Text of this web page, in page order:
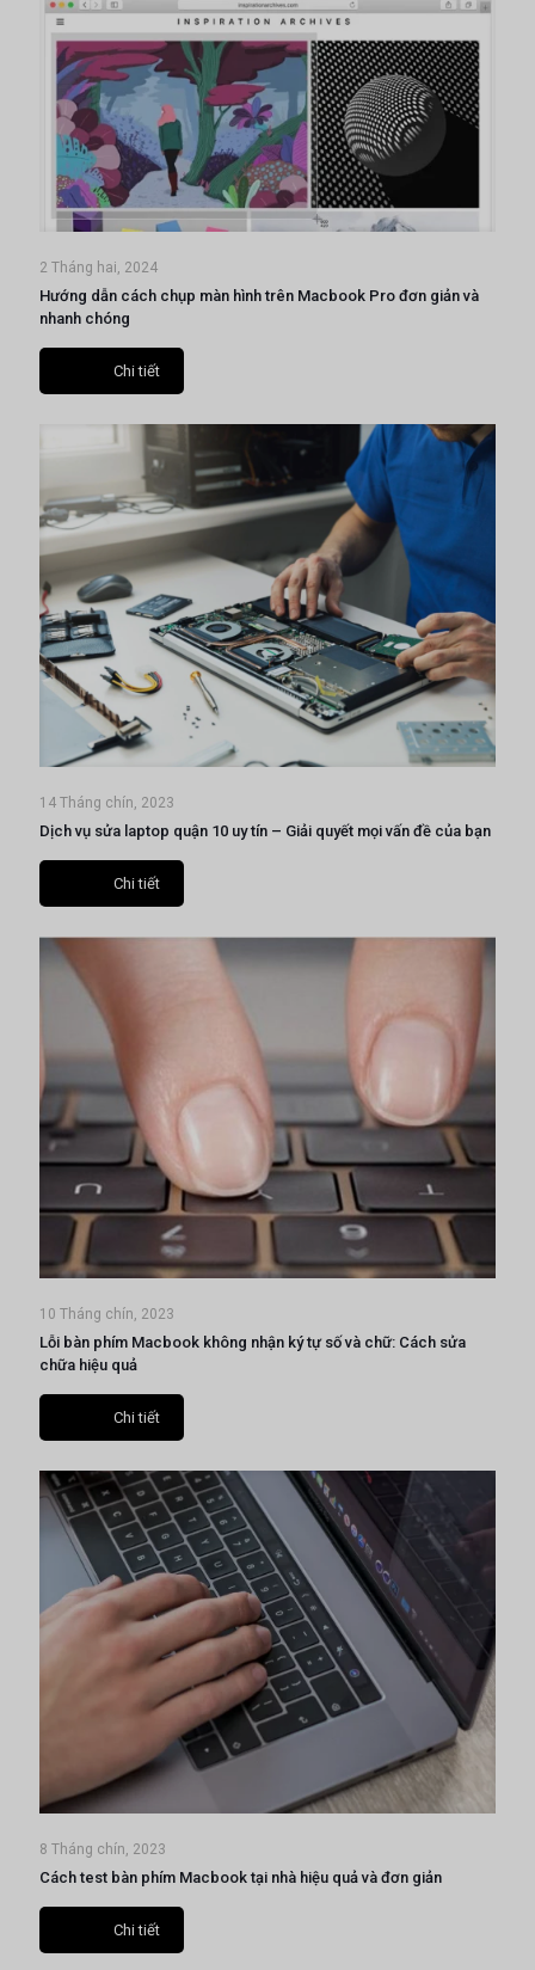
2 Tháng hai, 2024
Hướng dẫn cách chụp màn hình trên Macbook Pro đơn giản và
nhanh chóng
Chi tiết
14 Tháng chín, 2023
Dịch vụ sửa laptop quận 10 uy tín – Giải quyết mọi vấn đề của bạn
Chi tiết
10 Tháng chín, 2023
Lỗi bàn phím Macbook không nhận ký tự số và chữ: Cách sửa
chữa hiệu quả
Chi tiết
8 Tháng chín, 2023
Cách test bàn phím Macbook tại nhà hiệu quả và đơn giản
Chi tiết